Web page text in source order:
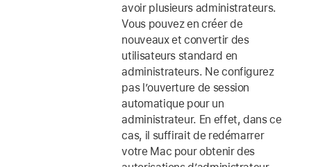
avoir plusieurs administrateurs.
Vous pouvez en créer de
nouveaux et convertir des
utilisateurs standard en
administrateurs. Ne configurez
pas l’ouverture de session
automatique pour un
administrateur. En effet, dans ce
cas, il suffirait de redémarrer
votre Mac pour obtenir des